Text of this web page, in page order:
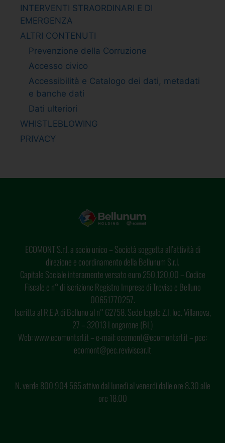
INTERVENTI STRAORDINARI E DI
EMERGENZA
ALTRI CONTENUTI
Prevenzione della Corruzione
Accesso civico
Accessibilità e Catalogo dei dati, metadati
e banche dati
Dati ulteriori
WHISTLEBLOWING
PRIVACY
ECOMONT S.r.l. a socio unico – Società soggetta all’attività di
direzione e coordinamento della Bellunum S.r.l.
Capitale Sociale interamente versato euro 250.120,00 – Codice
Fiscale e n° di iscrizione Registro Imprese di Treviso e Belluno
00651770257.
Iscritta al R.E.A di Belluno al n° 62758. Sede legale Z.I. loc. Villanova,
27 – 32013 Longarone (BL)
Web: www.ecomontsrl.it – e-mail: ecomont@ecomontsrl.it – pec:
ecomont@pec.reviviscar.it
N. verde 800 904 565 attivo dal lunedì al venerdì dalle ore 8.30 alle
ore 18.00